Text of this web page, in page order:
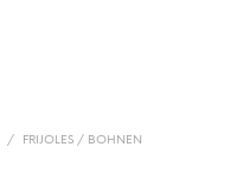
/ FRIJOLES / BOHNEN